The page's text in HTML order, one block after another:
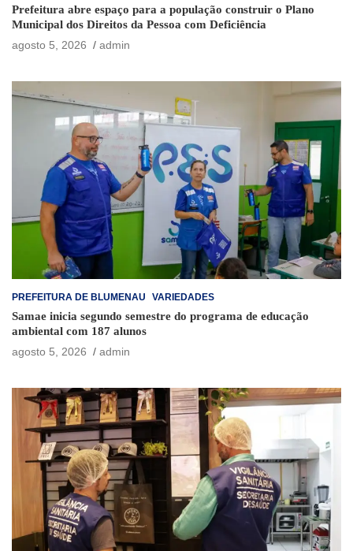
Prefeitura abre espaço para a população construir o Plano
Municipal dos Direitos da Pessoa com Deficiência
agosto 5, 2026
admin
PREFEITURA DE BLUMENAU VARIEDADES
Samae inicia segundo semestre do programa de educação
ambiental com 187 alunos
agosto 5, 2026
admin